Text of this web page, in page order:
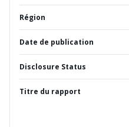
Région
Date de publication
Disclosure Status
Titre du rapport